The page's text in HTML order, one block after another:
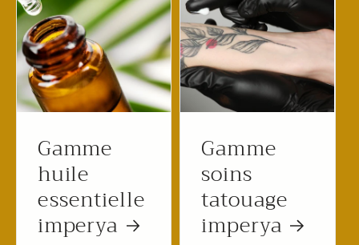
Gamme
huile
essentielle
imperya
Gamme
soins
tatouage
imperya